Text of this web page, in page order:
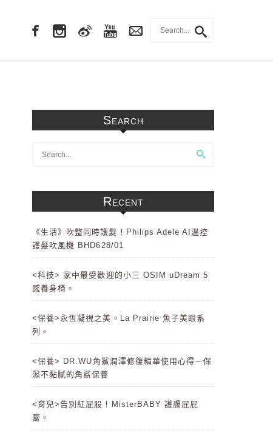
Search
Recent
《生活》吹整同時護髮！Philips Adele AI溫控
護髮吹風機 BHD628/01
<科技> 家中最受歡迎的小三 OSIM uDream 5
感養身椅。
<保養>永恆凝視之美。La Prairie 魚子美眼系
列。
<保養> DR.WU角鯊潤澤修復精華使用心得－保
濕不黏膩的角鯊保養
<育兒>告別紅屁股！MisterBABY 護膚屁屁
膏。